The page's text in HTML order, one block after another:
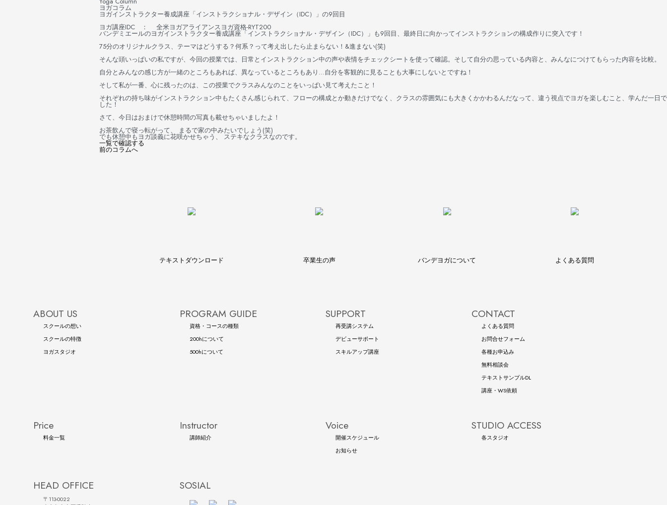
ヨガコラム
ヨガインストラクター養成講座「インストラクショナル・デザイン（IDC）」の9回目
ヨガ講座IDC ： 全米ヨガアライアンスヨガ資格-RYT200
バンデミエールのヨガインストラクター養成講座「インストラクショナル・デザイン（IDC）」も9回目、最終日に向かってインストラクションの構成作りに突入です！
75分のオリジナルクラス、テーマはどうする？何系？って考え出したら止まらない！&進まない(笑)
そんな頭いっぱいの私ですが、今回の授業では、日常とインストラクション中の声や表情をチェックシートを使って確認。そして自分の思っている内容と、みんなにつけてもらった内容を比較。
自分とみんなの感じ方が一緒のところもあれば、異なっているところもあり…自分を客観的に見ることも大事にしないとですね！
そして私が一番、心に残ったのは、この授業でクラスみんなのことをいっぱい見て考えたこと！
それぞれの持ち味がインストラクション中もたくさん感じられて、フローの構成とか動きだけでなく、クラスの雰囲気にも大きくかかわるんだなって、違う視点でヨガを楽しむこと、学んだ一日で
した！
さて、今日はおまけで休憩時間の写真も載せちゃいましたよ！
お茶飲んで寝っ転がって、 まるで家の中みたいでしょう(笑)
でも休憩中もヨガ談義に花咲かせちゃう、 ステキなクラスなのです。
一覧で確認する
前のコラムへ
テキストダウンロード 卒業生の声 バンデヨガについて よくある質問
ABOUT US
スクールの想い
スクールの特徴
ヨガスタジオ
PROGRAM GUIDE
資格・コースの種類
200hについて
500hについて
SUPPORT
再受講システム
デビューサポート
スキルアップ講座
CONTACT
よくある質問
お問合せフォーム
各種お申込み
無料相談会
テキストサンプルDL
講座・WS依頼
Price
料金一覧
Instructor
講師紹介
Voice
開催スケジュール
お知らせ
STUDIO ACCESS
各スタジオ
HEAD OFFICE
〒113-0022
SOSIAL